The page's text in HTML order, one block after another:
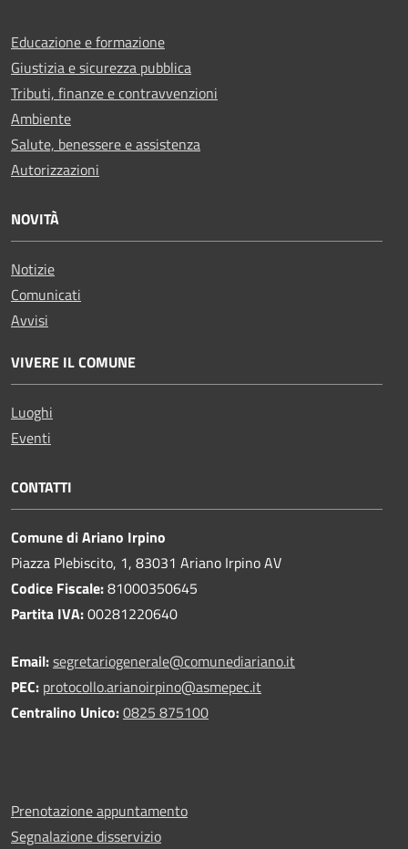
Educazione e formazione
Giustizia e sicurezza pubblica
Tributi, finanze e contravvenzioni
Ambiente
Salute, benessere e assistenza
Autorizzazioni
NOVITÀ
Notizie
Comunicati
Avvisi
VIVERE IL COMUNE
Luoghi
Eventi
CONTATTI
Comune di Ariano Irpino
Piazza Plebiscito, 1, 83031 Ariano Irpino AV
Codice Fiscale:81000350645
Partita IVA:00281220640
Email:segretariogenerale@comunediariano.it
PEC: protocollo.arianoirpino@asmepec.it
Centralino Unico:0825 875100
Prenotazione appuntamento
Segnalazione disservizio